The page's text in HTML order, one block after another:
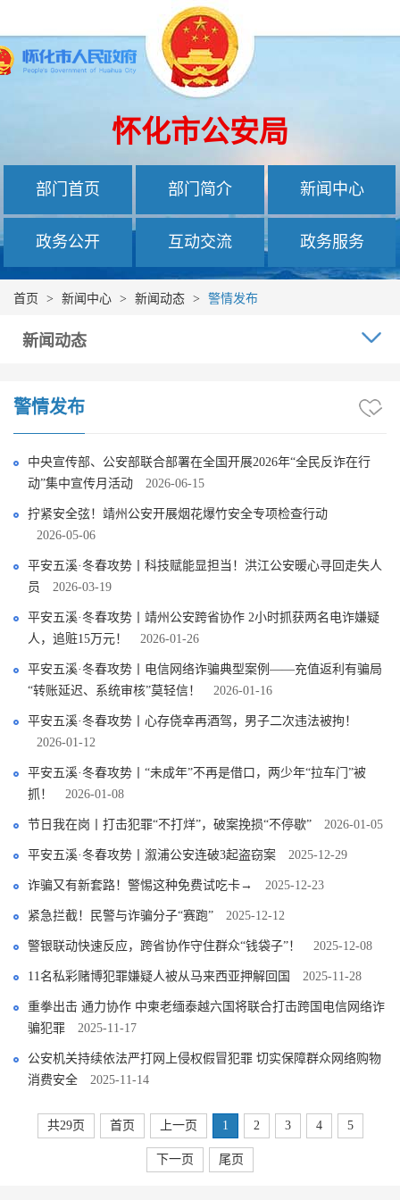
怀化市公安局
部门首页 部门简介 新闻中心
政务公开 互动交流 政务服务
首页 > 新闻中心 > 新闻动态 > 警情发布
新闻动态
警情发布
中央宣传部、公安部联合部署在全国开展2026年“全民反诈在行
动”集中宣传月活动
2026-06-15
拧紧安全弦！靖州公安开展烟花爆竹安全专项检查行动
2026-05-06
平安五溪·冬春攻势丨科技赋能显担当！洪江公安暖心寻回走失人
员
2026-03-19
平安五溪·冬春攻势丨靖州公安跨省协作 2小时抓获两名电诈嫌疑
人，追赃15万元！
2026-01-26
平安五溪·冬春攻势丨电信网络诈骗典型案例——充值返利有骗局
“转账延迟、系统审核”莫轻信！
2026-01-16
平安五溪·冬春攻势丨心存侥幸再酒驾，男子二次违法被拘！
2026-01-12
平安五溪·冬春攻势丨“未成年”不再是借口，两少年“拉车门”被
抓！
2026-01-08
节日我在岗丨打击犯罪“不打烊”，破案挽损“不停歇” 2026-01-05
平安五溪·冬春攻势丨溆浦公安连破3起盗窃案 2025-12-29
诈骗又有新套路！警惕这种免费试吃卡→ 2025-12-23
紧急拦截！民警与诈骗分子“赛跑” 2025-12-12
警银联动快速反应，跨省协作守住群众“钱袋子”！ 2025-12-08
11名私彩赌博犯罪嫌疑人被从马来西亚押解回国 2025-11-28
重拳出击 通力协作 中柬老缅泰越六国将联合打击跨国电信网络诈
骗犯罪
2025-11-17
公安机关持续依法严打网上侵权假冒犯罪 切实保障群众网络购物
消费安全
2025-11-14
共29页 首页 上一页 1 2 3 4 5
下一页 尾页